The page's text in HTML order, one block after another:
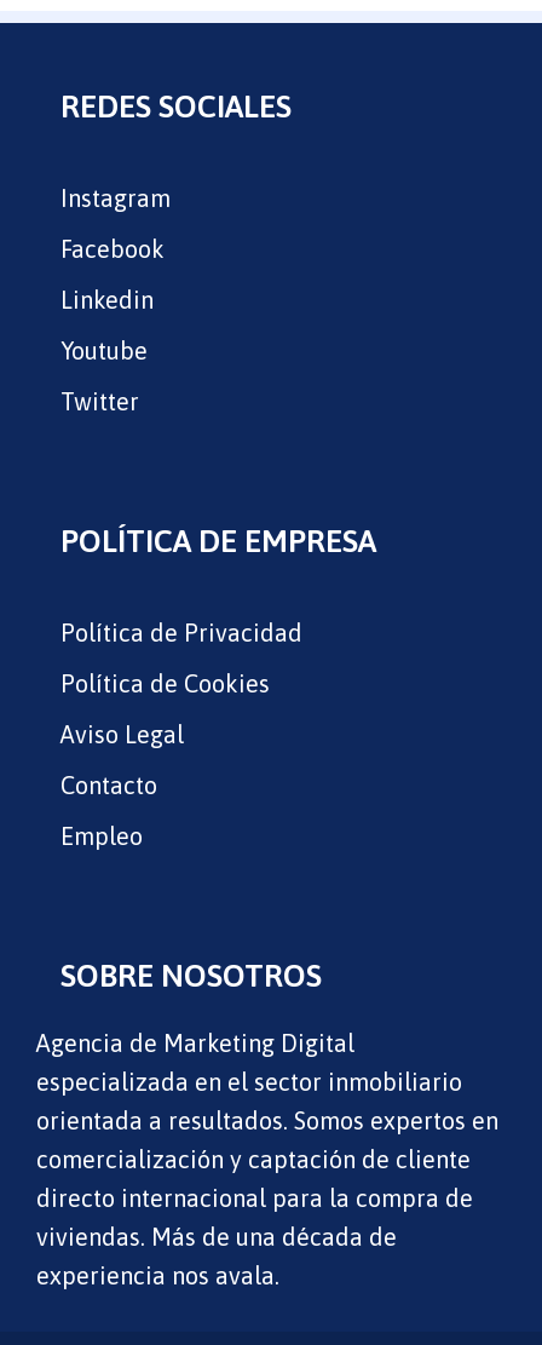
REDES SOCIALES
Instagram
Facebook
Linkedin
Youtube
Twitter
POLÍTICA DE EMPRESA
Política de Privacidad
Política de Cookies
Aviso Legal
Contacto
Empleo
SOBRE NOSOTROS
Agencia de Marketing Digital
especializada en el sector inmobiliario
orientada a resultados. Somos expertos en
comercialización y captación de cliente
directo internacional para la compra de
viviendas. Más de una década de
experiencia nos avala.